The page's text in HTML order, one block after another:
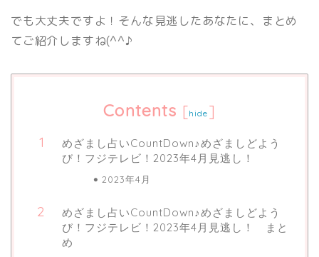
でも大丈夫ですよ！そんな見逃したあなたに、まとめ
てご紹介しますね(^^♪
Contents [hide ]
めざまし占いCountDown♪めざましどよう
び！フジテレビ！2023年4月見逃し！
2023年4月
めざまし占いCountDown♪めざましどよう
び！フジテレビ！2023年4月見逃し！ まと
め